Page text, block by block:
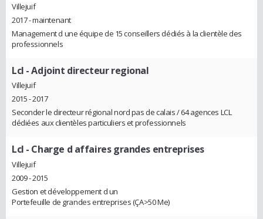
Villejuif
2017 - maintenant
Management d une équipe de 15 conseillers dédiés à la clientèle des
professionnels
Lcl - Adjoint directeur regional
Villejuif
2015 - 2017
Seconder le directeur régional nord pas de calais / 64 agences LCL
dédiées aux clientèles particuliers et professionnels
Lcl - Charge d affaires grandes entreprises
Villejuif
2009 - 2015
Gestion et développement d un
Portefeuille de grandes entreprises (ÇA>50 Me)